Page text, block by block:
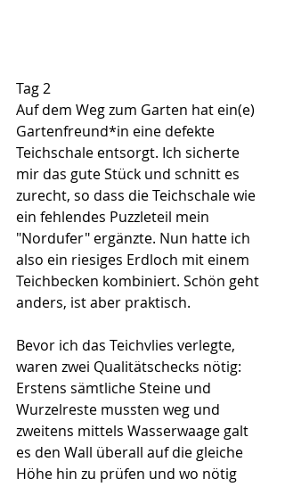
Tag 2
Auf dem Weg zum Garten hat ein(e)
Gartenfreund*in eine defekte
Teichschale entsorgt. Ich sicherte
mir das gute Stück und schnitt es
zurecht, so dass die Teichschale wie
ein fehlendes Puzzleteil mein
"Nordufer" ergänzte. Nun hatte ich
also ein riesiges Erdloch mit einem
Teichbecken kombiniert. Schön geht
anders, ist aber praktisch.
Bevor ich das Teichvlies verlegte,
waren zwei Qualitätschecks nötig:
Erstens sämtliche Steine und
Wurzelreste mussten weg und
zweitens mittels Wasserwaage galt
es den Wall überall auf die gleiche
Höhe hin zu prüfen und wo nötig